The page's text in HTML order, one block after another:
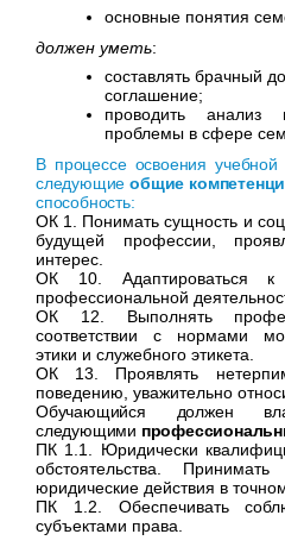
основные понятия
должен уметь:
составлять брачный
соглашение;
проводить
проблемы в сфере
В процессе освоения
следующиеобщие
способность:
ОК 1. Понимать сущность и
будущей профессии,
интерес.
ОК 10. Адаптироваться к
профессиональной
ОК 12. Выполнять
соответствии с нормами
этики и служебного этикета.
ОК 13. Проявлять
поведению, уважительно
Обучающийся должен
следующими
ПК 1.1. Юридически
обстоятельства.
юридические действия в
ПК 1.2. Обеспечивать
субъектами права.